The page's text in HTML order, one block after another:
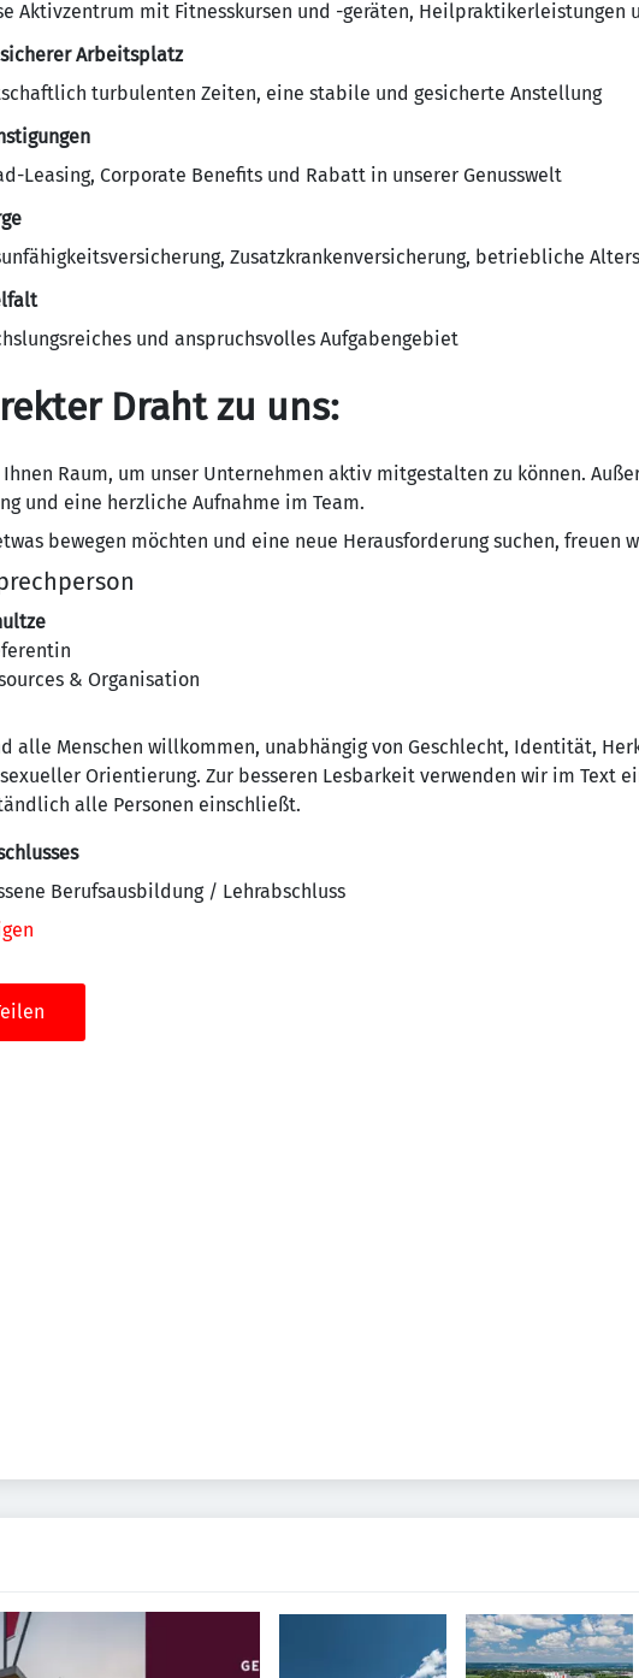
Aktivzentrum mit Fitnesskursen und -geräten, Heilpraktikerleistungen
Arbeitsplatz
turbulenten Zeiten, eine stabile und gesicherte Anstellung
Leasing, Corporate Benefits und Rabatt in unserer Genusswelt
Zusatzkrankenversicherung, betriebliche
und anspruchsvolles Aufgabengebiet
Draht zu uns:
Raum, um unser Unternehmen aktiv mitgestalten zu können.
und eine herzliche Aufnahme im Team.
bewegen möchten und eine neue Herausforderung suchen, freuen
& Organisation
alle Menschen willkommen, unabhängig von Geschlecht, Identität,
Orientierung. Zur besseren Lesbarkeit verwenden wir im Text
alle Personen einschließt.
Berufsausbildung / Lehrabschluss